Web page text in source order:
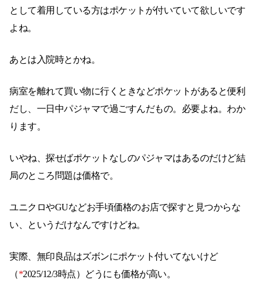
として着用している方はポケットが付いていて欲しいです
よね。
あとは入院時とかね。
病室を離れて買い物に行くときなどポケットがあると便利
だし、一日中パジャマで過ごすんだもの。必要よね。わか
ります。
いやね、探せばポケットなしのパジャマはあるのだけど結
局のところ問題は価格で。
ユニクロやGUなどお手頃価格のお店で探すと見つからな
い、というだけなんですけどね。
実際、無印良品はズボンにポケット付いてないけど
（*2025/12/3時点）どうにも価格が高い。